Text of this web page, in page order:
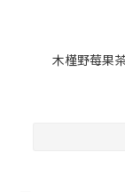
木槿野莓果